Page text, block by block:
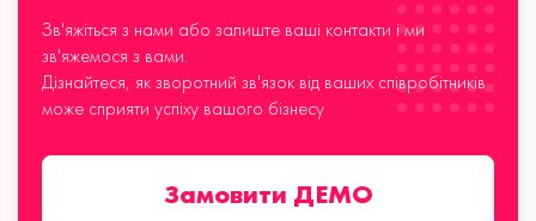
Зв'яжіться з нами або залиште ваші контакти і ми
зв'яжемося з вами.
Дізнайтеся, як зворотний зв'язок від ваших співробітників
може сприяти успіху вашого бізнесу
Замовити ДЕМО